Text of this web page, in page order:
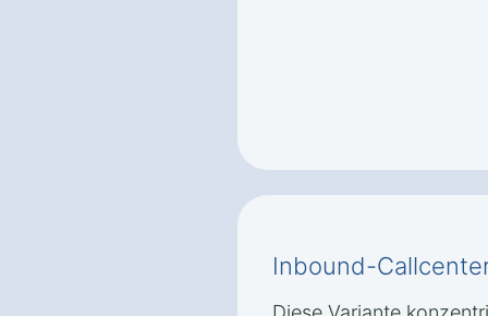
Inbound-